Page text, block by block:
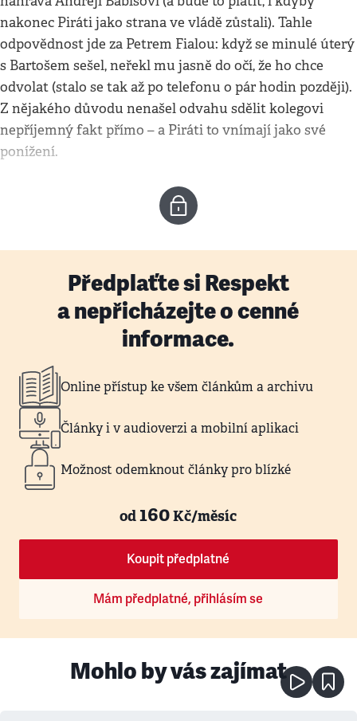
nakonec Piráti jako strana ve vládě zůstali). Tahle
odpovědnost jde za Petrem Fialou: když se minulé úterý
s Bartošem sešel, neřekl mu jasně do očí, že ho chce
odvolat (stalo se tak až po telefonu o pár hodin později).
Z nějakého důvodu nenašel odvahu sdělit kolegovi
nepříjemný fakt přímo – a Piráti to vnímají jako své
ponížení.
Předplaťte si Respekt
a nepřicházejte o cenné
informace.
Online přístup ke všem článkům a archivu
Články i v audioverzi a mobilní aplikaci
Možnost odemknout články pro blízké
od160Kč/měsíc
Koupit předplatné
Mám předplatné, přihlásím se
Mohlo by vás zajímat